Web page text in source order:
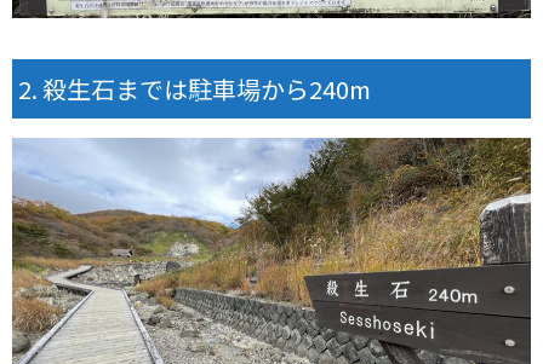
殺生石までは駐車場から240m